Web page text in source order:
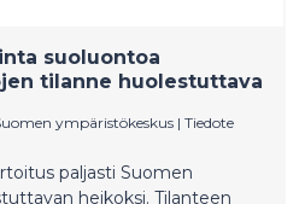
suoluontoa
tilanne huolestuttava
ympäristökeskus | Tiedote
paljasti Suomen
heikoksi. Tilanteen